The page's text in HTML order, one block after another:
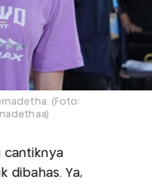
(Foto:
cantiknya
dibahas. Ya,